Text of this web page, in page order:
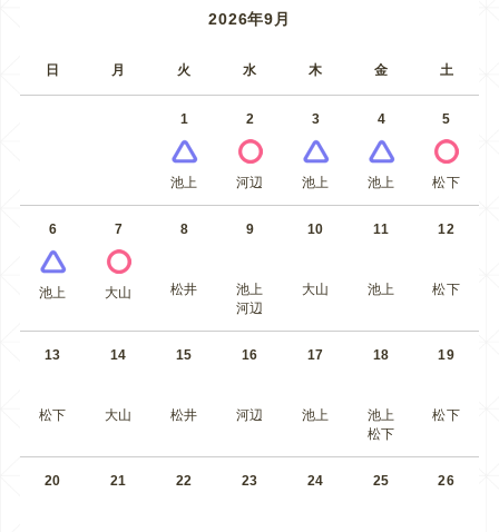
2026年9月
日 月 火 水 木 金 土
1
池上
2
河辺
3
池上
4
池上
5
松下
6
池上
7
大山
8
松井
9
池上
河辺
10
大山
11
池上
12
松下
13
松下
14
大山
15
松井
16
河辺
17
池上
18
池上
松下
19
松下
20 21 22 23 24 25 26